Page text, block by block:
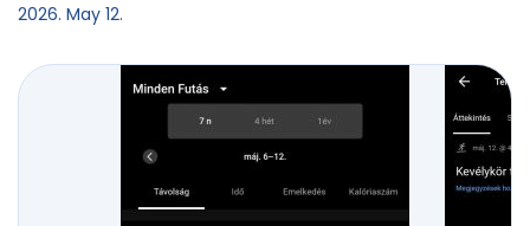
2026. May 12.